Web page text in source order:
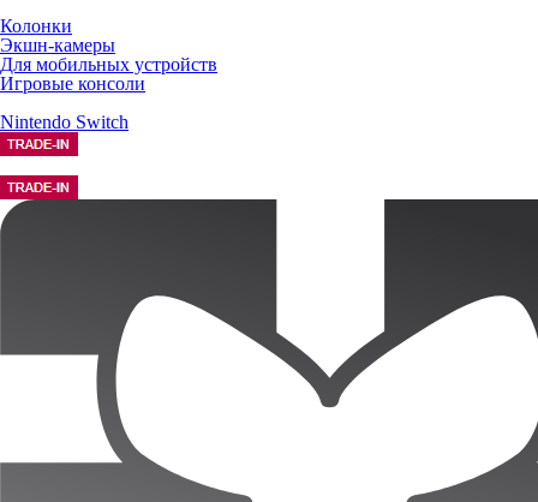
Колонки
Экшн-камеры
Для мобильных устройств
Игровые консоли
Nintendo Switch